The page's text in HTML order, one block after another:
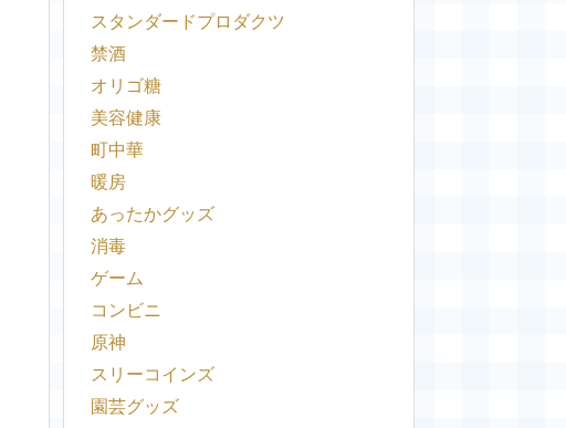
スタンダードプロダクツ
禁酒
オリゴ糖
美容健康
町中華
暖房
あったかグッズ
消毒
ゲーム
コンビニ
原神
スリーコインズ
園芸グッズ